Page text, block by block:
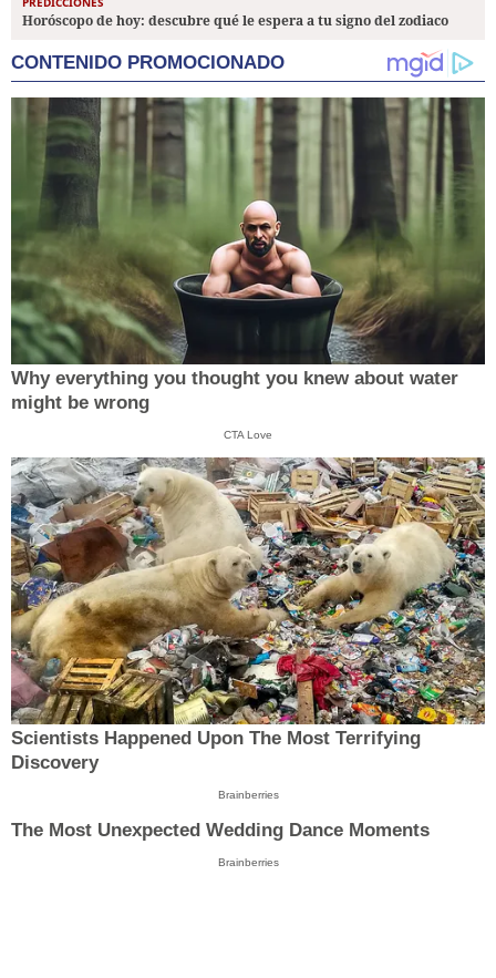
Horóscopo de hoy: descubre qué le espera a tu signo del zodiaco
CONTENIDO PROMOCIONADO
Why everything you thought you knew about water
might be wrong
CTA Love
Scientists Happened Upon The Most Terrifying
Discovery
Brainberries
The Most Unexpected Wedding Dance Moments
Brainberries